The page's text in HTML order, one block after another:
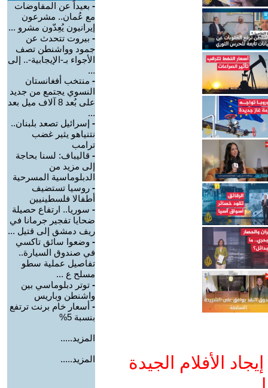
الأفلام الجيدة
- بعيداً عن المفاوضات
مع عُمان.. مشرعون
إيرانيون يُعِدّون مشرو ...
- بيروت تتحدث عن
جمود وواشنطن تصف
الأجواء بـ-الإيجابية-.. إلى
...
- منتخب أفغانستان
النسوي يجتمع من جديد
على بُعد 8 آلاف ميل بعد
...
- إسرائيل تصعد بلبنان..
نتنياهو يثير غضب
ترامب
- قاليباف: لسنا بحاجة
إلى مزيد من
الدبلوماسية المسرحية
- روسيا تستضيف
أطفالا فلسطينيين
- سوريا.. ارتفاع حصيلة
ضحايا تفجير جرمانا في
ريف دمشق إلى قتيل ...
- وضعوا سائق تاكسي
في صندوق السيارة..
تفاصيل عملية سطو
مسلح ع ...
- توتر دبلوماسي بين
واشنطن وباريس
- أسعار خام برنت ترتفع
بنسبة 5%
المزيد.....
المزيد.....